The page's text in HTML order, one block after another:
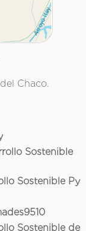
Chaco.
Sostenible
Sostenible Py
Sostenible de